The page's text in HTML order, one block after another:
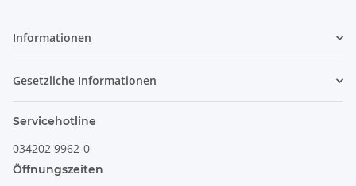
Informationen
Gesetzliche Informationen
Servicehotline
034202 9962-0
Öffnungszeiten